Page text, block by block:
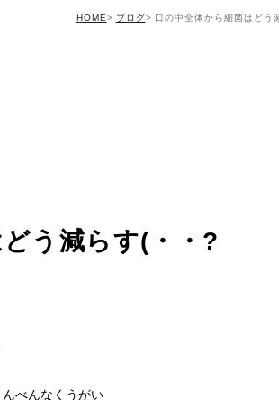
HOME ブログ 口の中全体から細菌はどう
う減らす(・・?
べんなくうがい